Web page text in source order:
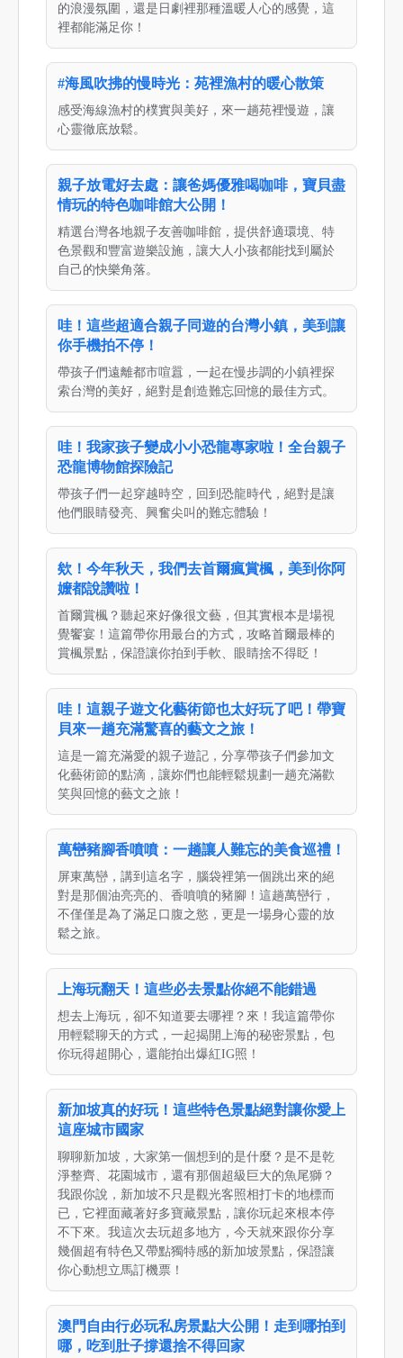
的浪漫氛圍，還是日劇裡那種溫暖人心的感覺，這
裡都能滿足你！
#海風吹拂的慢時光：苑裡漁村的暖心散策
感受海線漁村的樸實與美好，來一趟苑裡慢遊，讓
心靈徹底放鬆。
親子放電好去處：讓爸媽優雅喝咖啡，寶貝盡
情玩的特色咖啡館大公開！
精選台灣各地親子友善咖啡館，提供舒適環境、特
色景觀和豐富遊樂設施，讓大人小孩都能找到屬於
自己的快樂角落。
哇！這些超適合親子同遊的台灣小鎮，美到讓
你手機拍不停！
帶孩子們遠離都市喧囂，一起在慢步調的小鎮裡探
索台灣的美好，絕對是創造難忘回憶的最佳方式。
哇！我家孩子變成小小恐龍專家啦！全台親子
恐龍博物館探險記
帶孩子們一起穿越時空，回到恐龍時代，絕對是讓
他們眼睛發亮、興奮尖叫的難忘體驗！
欸！今年秋天，我們去首爾瘋賞楓，美到你阿
嬤都說讚啦！
首爾賞楓？聽起來好像很文藝，但其實根本是場視
覺饗宴！這篇帶你用最台的方式，攻略首爾最棒的
賞楓景點，保證讓你拍到手軟、眼睛捨不得眨！
哇！這親子遊文化藝術節也太好玩了吧！帶寶
貝來一趟充滿驚喜的藝文之旅！
這是一篇充滿愛的親子遊記，分享帶孩子們參加文
化藝術節的點滴，讓妳們也能輕鬆規劃一趟充滿歡
笑與回憶的藝文之旅！
萬巒豬腳香噴噴：一趟讓人難忘的美食巡禮！
屏東萬巒，講到這名字，腦袋裡第一個跳出來的絕
對是那個油亮亮的、香噴噴的豬腳！這趟萬巒行，
不僅僅是為了滿足口腹之慾，更是一場身心靈的放
鬆之旅。
上海玩翻天！這些必去景點你絕不能錯過
想去上海玩，卻不知道要去哪裡？來！我這篇帶你
用輕鬆聊天的方式，一起揭開上海的秘密景點，包
你玩得超開心，還能拍出爆紅IG照！
新加坡真的好玩！這些特色景點絕對讓你愛上
這座城市國家
聊聊新加坡，大家第一個想到的是什麼？是不是乾
淨整齊、花園城市，還有那個超級巨大的魚尾獅？
我跟你說，新加坡不只是觀光客照相打卡的地標而
已，它裡面藏著好多寶藏景點，讓你玩起來根本停
不下來。我這次去玩超多地方，今天就來跟你分享
幾個超有特色又帶點獨特感的新加坡景點，保證讓
你心動想立馬訂機票！
澳門自由行必玩私房景點大公開！走到哪拍到
哪，吃到肚子撐還捨不得回家